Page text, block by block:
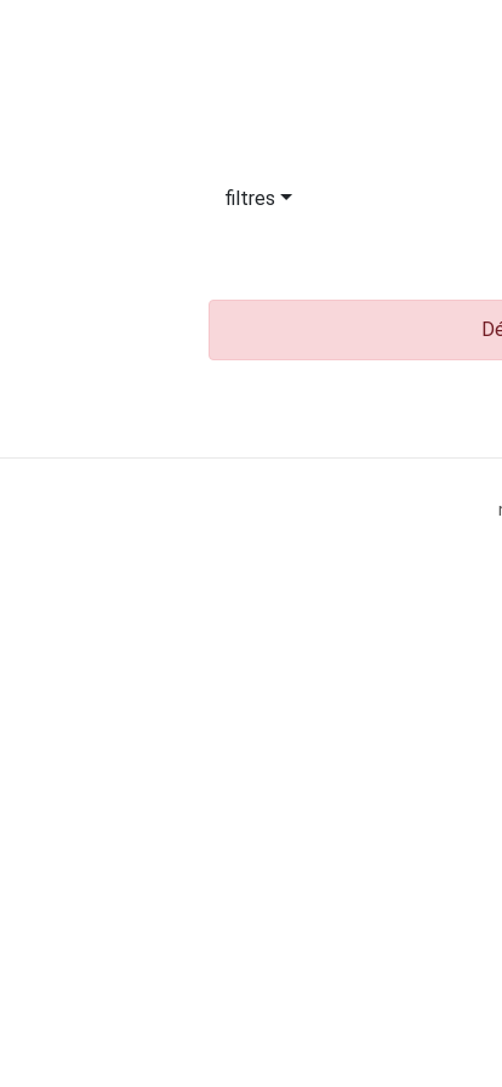
filtres